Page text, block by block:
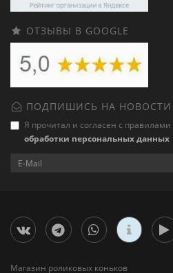
ОТЗЫВЫ В GOOGLE
ПОДПИШИСЬ НА НОВОСТИ
Я прочитал и согласен с правилами
обработки персональных данных
Магазин роликовых коньков